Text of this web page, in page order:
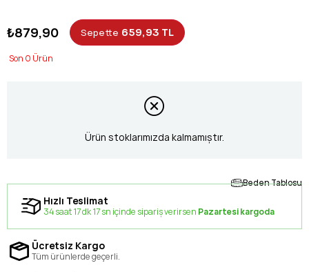
₺879,90 Sepette 659,93 TL
0
Ürün stoklarımızda kalmamıştır.
Beden Tablosu
Hızlı Teslimat
34 saat 17 dk 17 sn içinde sipariş verirsen Pazartesi kargoda
Ücretsiz Kargo
Tüm ürünlerde geçerli.